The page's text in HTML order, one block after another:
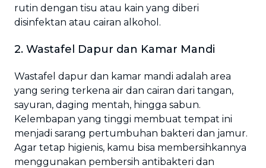
rutin dengan tisu atau kain yang diberi
disinfektan atau cairan alkohol.
2. Wastafel Dapur dan Kamar Mandi
Wastafel dapur dan kamar mandi adalah area
yang sering terkena air dan cairan dari tangan,
sayuran, daging mentah, hingga sabun.
Kelembapan yang tinggi membuat tempat ini
menjadi sarang pertumbuhan bakteri dan jamur.
Agar tetap higienis, kamu bisa membersihkannya
menggunakan pembersih antibakteri dan